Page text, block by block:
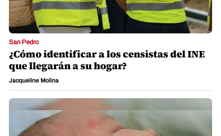
San Pedro
¿Cómo identificar a los censistas del INE
que llegarán a su hogar?
Jacqueline Molina